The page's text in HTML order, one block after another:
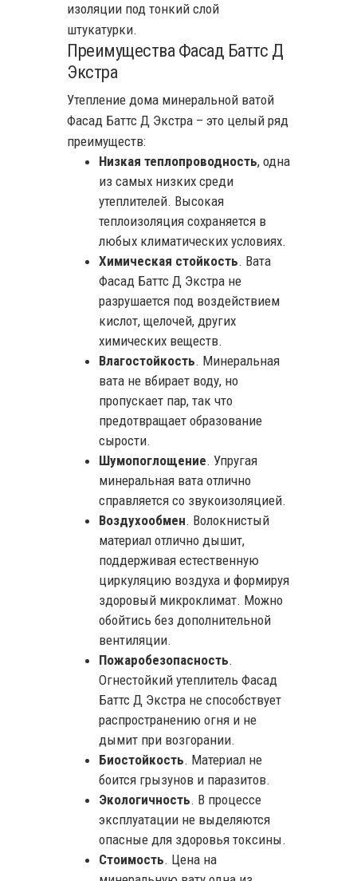
изоляции под тонкий слой
штукатурки.
Преимущества Фасад Баттс Д
Экстра
Утепление дома минеральной ватой
Фасад Баттс Д Экстра – это целый ряд
преимуществ:
Низкая теплопроводность, одна
из самых низких среди
утеплителей. Высокая
теплоизоляция сохраняется в
любых климатических условиях.
Химическая стойкость. Вата
Фасад Баттс Д Экстра не
разрушается под воздействием
кислот, щелочей, других
химических веществ.
Влагостойкость. Минеральная
вата не вбирает воду, но
пропускает пар, так что
предотвращает образование
сырости.
Шумопоглощение. Упругая
минеральная вата отлично
справляется со звукоизоляцией.
Воздухообмен. Волокнистый
материал отлично дышит,
поддерживая естественную
циркуляцию воздуха и формируя
здоровый микроклимат. Можно
обойтись без дополнительной
вентиляции.
Пожаробезопасность.
Огнестойкий утеплитель Фасад
Баттс Д Экстра не способствует
распространению огня и не
дымит при возгорании.
Биостойкость. Материал не
боится грызунов и паразитов.
Экологичность. В процессе
эксплуатации не выделяются
опасные для здоровья токсины.
Стоимость. Цена на